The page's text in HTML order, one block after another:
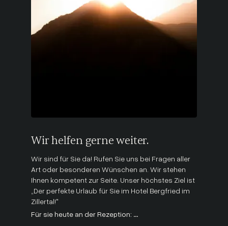
Wir helfen gerne weiter.
Wir sind für Sie da! Rufen Sie uns bei Fragen aller
Art oder besonderen Wünschen an. Wir stehen
Ihnen kompetent zur Seite. Unser höchstes Ziel ist
„Der perfekte Urlaub für Sie im Hotel Bergfried im
Zillertal!"
Für sie heute an der Rezeption: ...